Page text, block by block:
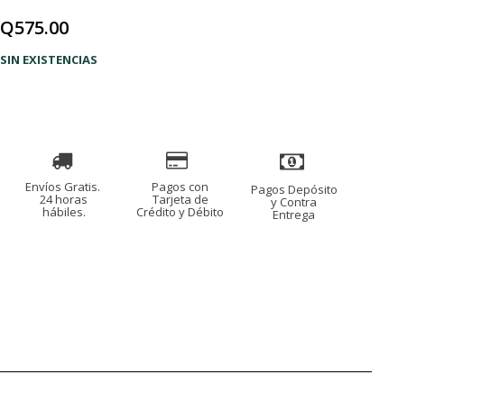
Q575.00
SIN EXISTENCIAS
Envíos Gratis.
24 horas
hábiles.
Pagos con
Tarjeta de
Crédito y Débito
Pagos Depósito
y Contra
Entrega